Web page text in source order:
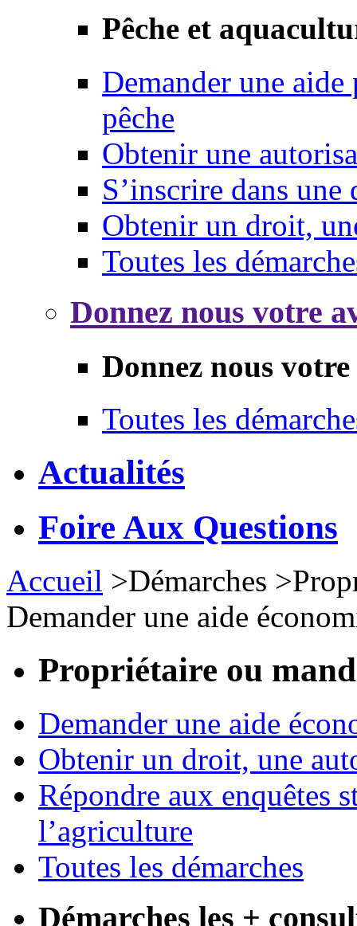
Pêche et
Demander une
pêche
Obtenir une
S’inscrire dans une
Obtenir un droit,
Toutes les
Donnez nous votre
Donnez nous
Toutes les
Actualités
Foire Aux Questions
Accueil >Démarches >
Demander une aide
Propriétaire ou
Demander une aide
Obtenir un droit, une
Répondre aux enquêtes
l’agriculture
Toutes les démarches
Démarches les +